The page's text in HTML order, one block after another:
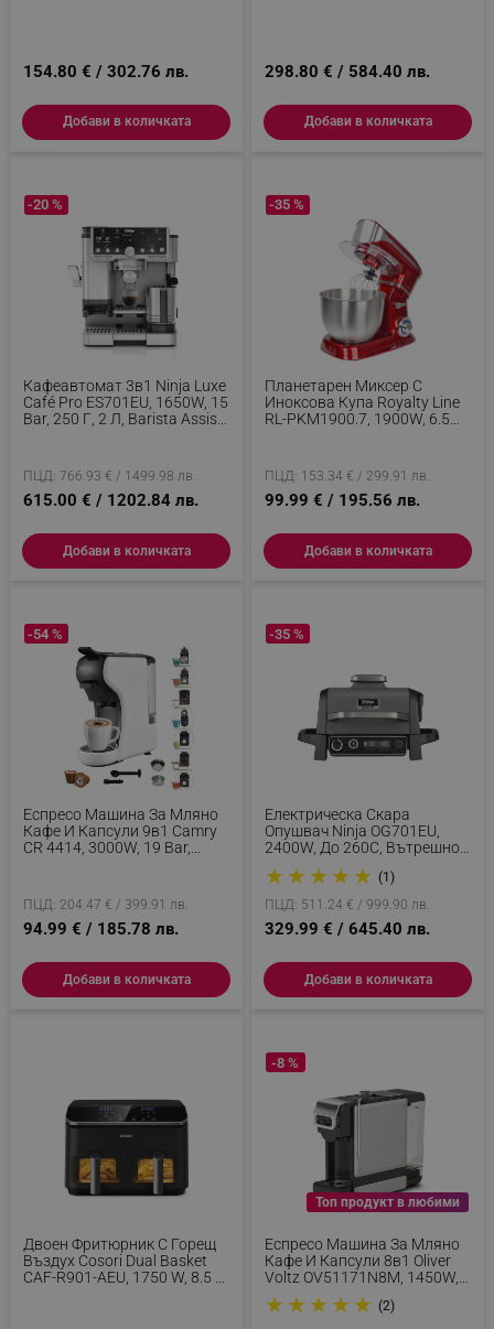
154.80 € / 302.76 лв.
Добави в количката
298.80 € / 584.40 лв.
Добави в количката
Кафеавтомат 3в1 Ninja Luxe
Café Pro ES701EU, 1650W, 15
Bar, 250 Г, 2 Л, Barista Assist,
-20 %
ПЦД: 766.93 € / 1499.98 лв.
615.00 € / 1202.84 лв.
Добави в количката
Планетарен Миксер С
Иноксова Купа Royalty Line
RL-PKM1900.7, 1900W, 6.5
-35 %
ПЦД: 153.34 € / 299.91 лв.
99.99 € / 195.56 лв.
Добави в количката
Еспресо Машина За Мляно
Кафе И Капсули 9в1 Camry
CR 4414, 3000W, 19 Bar,
-54 %
ПЦД: 204.47 € / 399.91 лв.
94.99 € / 185.78 лв.
Добави в количката
Електрическа Скара
Опушвач Ninja OG701EU,
2400W, До 260C, Вътрешно
Аминово Керамично
Покритие, Woodfire, Сив
★ ★ ★ ★ ★ (1)
-35 %
ПЦД: 511.24 € / 999.90 лв.
329.99 € / 645.40 лв.
Добави в количката
Двоен Фритюрник С Горещ
Въздух Cosori Dual Basket
CAF-R901-AEU, 1750 W, 8.5 Л,
Топ продукт в любими
Еспресо Машина За Мляно
Кафе И Капсули 8в1 Oliver
Voltz OV51171N8M, 1450W, 1
Л, 5 Адаптера, 19 Bar, Черен
★ ★ ★ ★ ★ (2)
-8 %